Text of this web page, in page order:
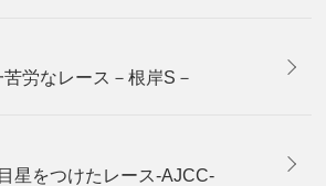
労なレース－根岸S－
星をつけたレース-AJCC-